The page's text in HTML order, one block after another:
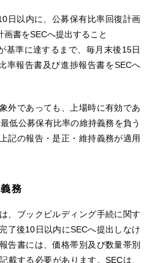
日以内に、公募保有比率回復計画
画書をSECへ提出すること
基準に達するまで、毎月末後15日
率報告書及び進捗報告書をSECへ
外であっても、上場時に有効であ
低公募保有比率の維持義務を負う
記の報告・是正・維持義務が適用
務
、ブックビルディング手続に関す
了後10日以内にSECへ提出しなけ
告書には、価格帯別及び数量帯別
載する必要があります。SECは、